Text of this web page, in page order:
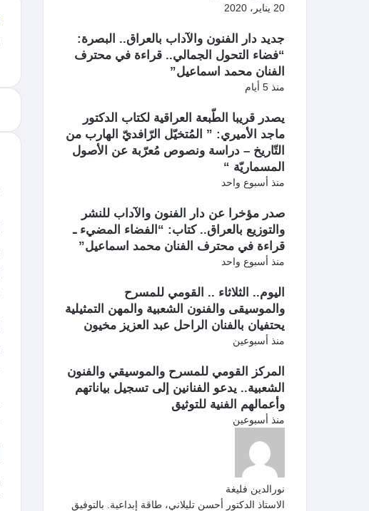
20 يناير، 2020
جديد دار الفنون والآداب بالعراق.. البصرة:
“فضاء التحول الجمالي.. قراءة في محترف
الفنان محمد اسماعيل”
منذ 5 أيام
يصدر قريبا الطّبعة العراقية لكتاب الدكتور
ماجد الأميري: ” المُتخيّل الرّافديّ الهارب من
التّاريخ – دراسة ونصوص مُعرّبة عن الأصول
المسماريّة “
منذ أسبوع واحد
صدر مؤخرا عن دار الفنون والآداب للنشر
والتوزيع بالعراق.. كتاب: “الفضاء المضيء ـ
قراءة في محترف الفنان محمد اسماعيل”
منذ أسبوع واحد
اليوم.. الثلاثاء .. القومي للمسرح
والموسيقى والفنون الشعبية والمهن التمثيلية
يحتفيان بالفنان الراحل عبد العزيز مخيون
منذ أسبوعين
المركز القومي للمسرح والموسيقي والفنون
الشعبية.. يدعو الفنانين إلى تسجيل بياناتهم
وأعمالهم الفنية للتوثيق
منذ أسبوعين
نورالدين فليغة
الاستاذ الدكتور أحسن تليلاني، طاقة إبداعية. بالتوفيق